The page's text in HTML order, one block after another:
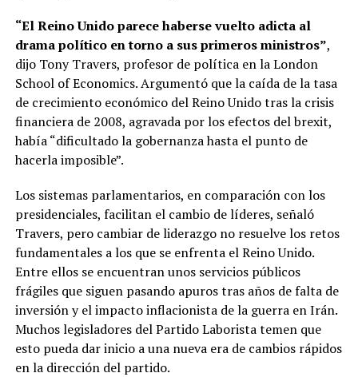
“El Reino Unido parece haberse vuelto adicta al
drama político en torno a sus primeros ministros”,
dijo Tony Travers, profesor de política en la London
School of Economics. Argumentó que la caída de la tasa
de crecimiento económico del Reino Unido tras la crisis
financiera de 2008, agravada por los efectos del brexit,
había “dificultado la gobernanza hasta el punto de
hacerla imposible”.
Los sistemas parlamentarios, en comparación con los
presidenciales, facilitan el cambio de líderes, señaló
Travers, pero cambiar de liderazgo no resuelve los retos
fundamentales a los que se enfrenta el Reino Unido.
Entre ellos se encuentran unos servicios públicos
frágiles que siguen pasando apuros tras años de falta de
inversión y el impacto inflacionista de la guerra en Irán.
Muchos legisladores del Partido Laborista temen que
esto pueda dar inicio a una nueva era de cambios rápidos
en la dirección del partido.